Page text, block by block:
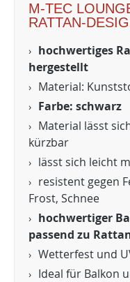
M-TEC
RATTAN-
hochwertiges
hergestellt
Material:
Farbe: schwarz
Material lässt
kürzbar
lässt sich leicht
resistent gegen
Frost, Schnee
hochwertiger
passend zu
Wetterfest und
Ideal für Balkon